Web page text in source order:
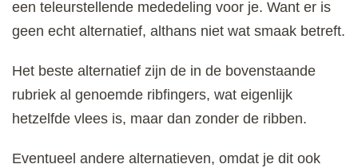
een teleurstellende mededeling voor je. Want er is
geen echt alternatief, althans niet wat smaak betreft.
Het beste alternatief zijn de in de bovenstaande
rubriek al genoemde ribfingers, wat eigenlijk
hetzelfde vlees is, maar dan zonder de ribben.
Eventueel andere alternatieven, omdat je dit ook